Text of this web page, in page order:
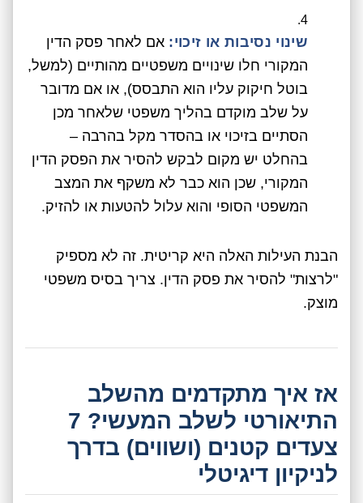
שינוי נסיבות או זיכוי: אם לאחר פסק הדין
המקורי חלו שינויים משפטיים מהותיים (למשל,
בוטל חיקוק עליו הוא התבסס), או אם מדובר
על שלב מוקדם בהליך משפטי שלאחר מכן
הסתיים בזיכוי או בהסדר מקל בהרבה –
בהחלט יש מקום לבקש להסיר את הפסק הדין
המקורי, שכן הוא כבר לא משקף את המצב
המשפטי הסופי והוא עלול להטעות או להזיק.
הבנת העילות האלה היא קריטית. זה לא מספיק
"לרצות" להסיר את פסק הדין. צריך בסיס משפטי
מוצק.
אז איך מתקדמים מהשלב
התיאורטי לשלב המעשי? 7
צעדים קטנים (ושווים) בדרך
לניקיון דיגיטלי